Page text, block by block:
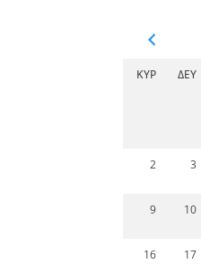
ΚΥΡ ΔΕΥ
2 3
9 10
16 17